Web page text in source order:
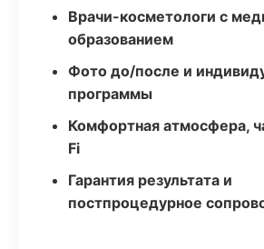
Врачи-косметологи с
образованием
Фото до/после и
программы
Комфортная атмосфера,
Fi
Гарантия результата и
постпроцедурное